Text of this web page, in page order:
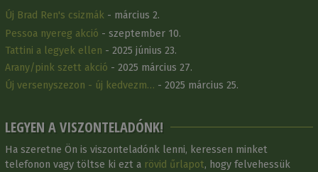
Új Brad Ren's csizmák - március 2.
Pessoa nyereg akció - szeptember 10.
Tattini a legyek ellen - 2025 június 23.
Arany/pink szett akció - 2025 március 27.
Új versenyszezon - új kedvezm… - 2025 március 25.
LEGYEN A VISZONTELADÓNK!
Ha szeretne Ön is viszonteladónk lenni, keressen minket
telefonon vagy töltse ki ezt a rövid űrlapot, hogy felvehessük